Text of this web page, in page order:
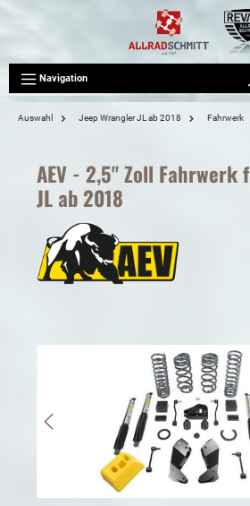
Navigation
Auswahl Jeep Wrangler JL ab 2018 Fahrwerk
AEV - 2,5" Zoll Fahrwerk
JL ab 2018